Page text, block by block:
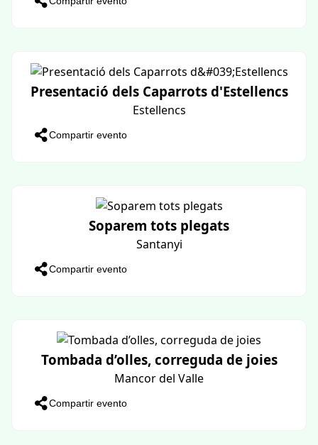
Puigpunyent - Plaza ayuntamiento